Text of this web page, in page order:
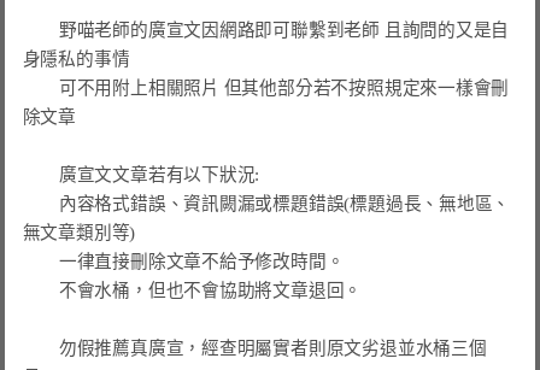
身隱私的事情
除文章
內容格式錯誤、資訊闕漏或標題錯誤(標題過長、無地區、
無文章類別等)
一律直接刪除文章不給予修改時間。
不會水桶，但也不會協助將文章退回。